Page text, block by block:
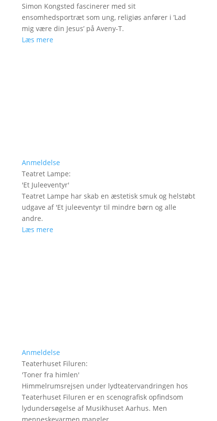
Simon Kongsted fascinerer med sit
ensomhedsportræt som ung, religiøs anfører i ’Lad
mig være din Jesus’ på Aveny-T.
Læs mere
Anmeldelse
Teatret Lampe:
'Et Juleeventyr'
Teatret Lampe har skab en æstetisk smuk og helstøbt
udgave af 'Et juleeventyr til mindre børn og alle
andre.
Læs mere
Anmeldelse
Teaterhuset Filuren:
'Toner fra himlen'
Himmelrumsrejsen under lydteatervandringen hos
Teaterhuset Filuren er en scenografisk opfindsom
lydundersøgelse af Musikhuset Aarhus. Men
menneskevarmen mangler.